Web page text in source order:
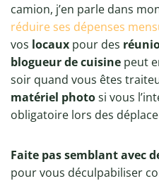
camion, j’en parle dans
réduire ses dépenses
vos locaux pour des
blogueur de cuisine peut
soir quand vous êtes
matériel photosi vous
obligatoire lors des
Faite pas semblant avec
pour vous déculpabiliser